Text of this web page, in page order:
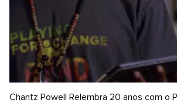
Chantz Powell Relembra 20 anos com o